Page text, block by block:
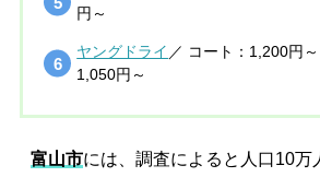
円～
ヤングドライ ／ コート：1,200円
1,050円～
富山市には、調査によると人口10万